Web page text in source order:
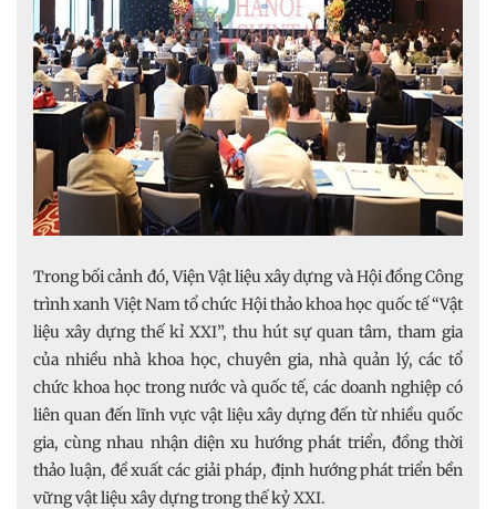
Trong bối cảnh đó, Viện Vật liệu xây dựng và Hội đồng Công
trình xanh Việt Nam tổ chức Hội thảo khoa học quốc tế “Vật
liệu xây dựng thế kỉ XXI”, thu hút sự quan tâm, tham gia
của nhiều nhà khoa học, chuyên gia, nhà quản lý, các tổ
chức khoa học trong nước và quốc tế, các doanh nghiệp có
liên quan đến lĩnh vực vật liệu xây dựng đến từ nhiều quốc
gia, cùng nhau nhận diện xu hướng phát triển, đồng thời
thảo luận, đề xuất các giải pháp, định hướng phát triển bền
vững vật liệu xây dựng trong thế kỷ XXI.